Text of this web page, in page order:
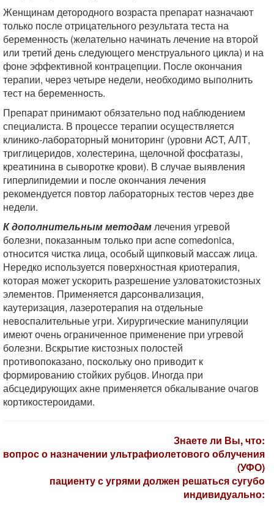
Женщинам детородного возраста препарат назначают
только после отрицательного результата теста на
беременность (желательно начинать лечение на второй
или третий день следующего менструального цикла) и на
фоне эффективной контрацепции. После окончания
терапии, через четыре недели, необходимо выполнить
тест на беременность.
Препарат принимают обязательно под наблюдением
специалиста. В процессе терапии осуществляется
клинико-лабораторный мониторинг (уровни ACT, АЛТ,
триглицеридов, холестерина, щелочной фосфатазы,
креатинина в сыворотке крови). В случае выявления
гиперлипидемии и после окончания лечения
рекомендуется повтор лабораторных тестов через две
недели.
К дополнительным методамлечения угревой
болезни, показанным только при acne comedonica,
относится чистка лица, особый щипковый массаж лица.
Нередко используется поверхностная криотерапия,
которая может ускорить разрешение узловатокистозных
элементов. Применяется дарсонвализация,
каутеризация, лазеротерапия на отдельные
невоспалительные угри. Хирургические манипуляции
имеют очень ограниченное применение при угревой
болезни. Вскрытие кистозных полостей
противопоказано, поскольку оно приводит к
формированию стойких рубцов. Иногда при
абсцедирующих акне применяется обкалывание очагов
кортикостероидами.
Знаете ли Вы, что:
вопрос о назначении ультрафиолетового облучения
(УФО)
пациенту с угрями должен решаться сугубо
индивидуально: